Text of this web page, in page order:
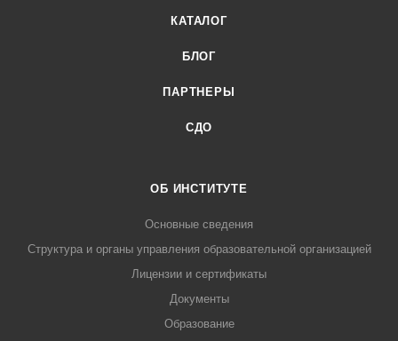
КАТАЛОГ
БЛОГ
ПАРТНЕРЫ
СДО
ОБ ИНСТИТУТЕ
Основные сведения
Структура и органы управления образовательной организацией
Лицензии и сертификаты
Документы
Образование